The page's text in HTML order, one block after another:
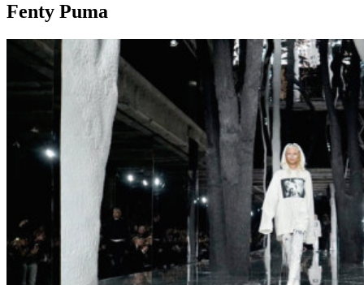
Fenty Puma